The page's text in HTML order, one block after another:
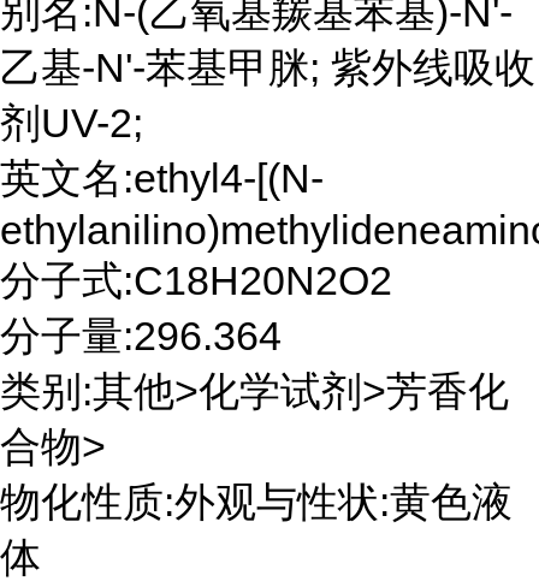
别名:N-(乙氧基羰基苯基)-N'-
乙基-N'-苯基甲脒; 紫外线吸收
剂UV-2;
英文名:ethyl4-[(N-
分子式:C18H20N2O2
分子量:296.364
类别:其他>化学试剂>芳香化
合物>
物化性质:外观与性状:黄色液
体